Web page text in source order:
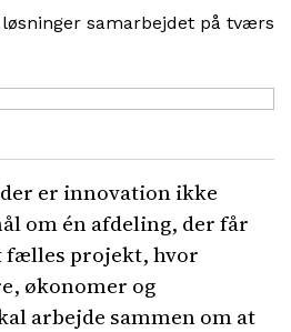
samarbejdet på tværs
er innovation ikke
om én afdeling, der får
fælles projekt, hvor
økonomer og
arbejde sammen om at